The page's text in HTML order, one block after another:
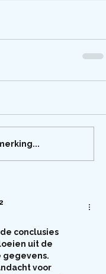
conclusies
uit de
voor